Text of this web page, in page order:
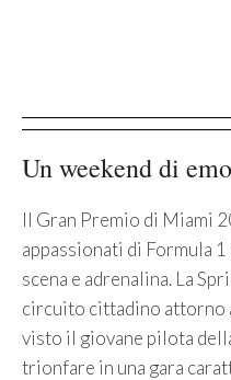
Un weekend di
Il Gran Premio di Miami
appassionati di Formula
scena e adrenalina. La
circuito cittadino attorno
visto il giovane pilota
trionfare in una gara